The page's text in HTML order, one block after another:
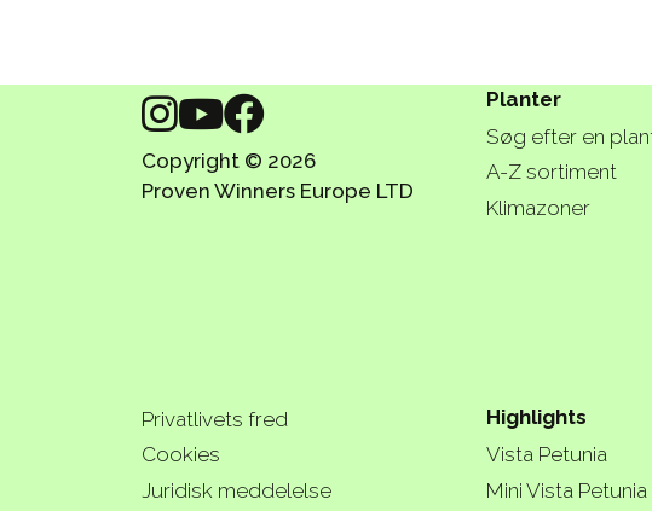
Copyright © 2026
Proven Winners Europe LTD
Planter
Søg efter en
A-Z sortiment
Klimazoner
Privatlivets fred
Cookies
Juridisk meddelelse
Highlights
Vista Petunia
Mini Vista Petunia